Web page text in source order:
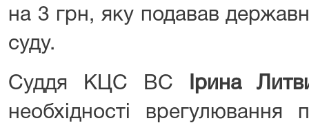
на 3 грн, яку подавав
суду.
Суддя КЦС ВС
Ірина
необхідності